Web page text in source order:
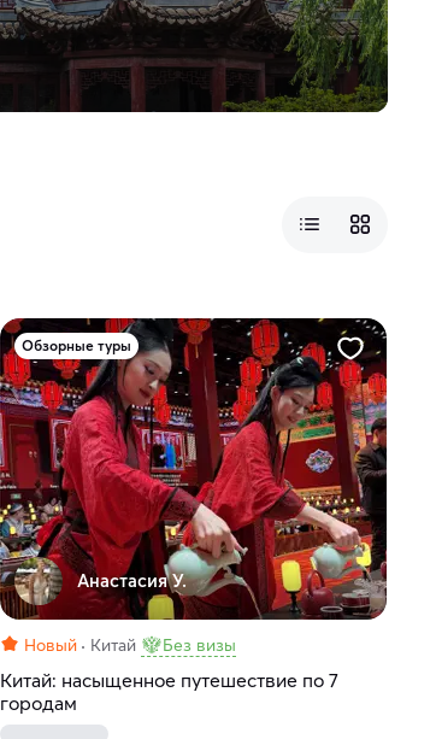
Обзорные туры
Анастасия У.
Новый Китай Без визы
Китай: насыщенное путешествие по 7
городам